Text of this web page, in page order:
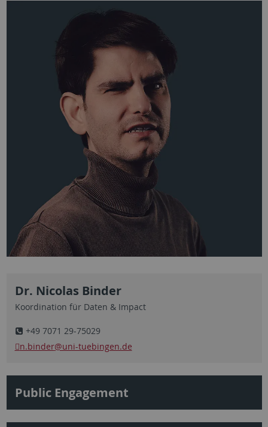
Dr. Nicolas Binder
Koordination für Daten & Impact
+49 7071 29-75029
n.binder@uni-tuebingen.de
Public Engagement